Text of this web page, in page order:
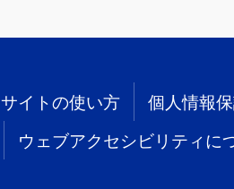
サイトの使い方 個人情報
ウェブアクセシビリティに